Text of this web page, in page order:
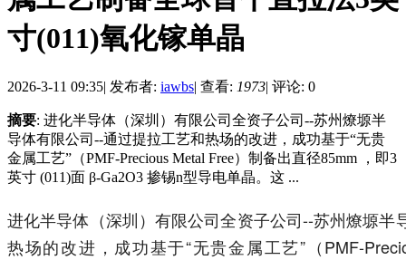
寸(011)氧化镓单晶
2026-3-11 09:35| 发布者: iawbs| 查看: 1973| 评论: 0
摘要: 进化半导体（深圳）有限公司全资子公司--苏州燎塬半
导体有限公司--通过提拉工艺和热场的改进，成功基于“无贵
金属工艺”（PMF-Precious Metal Free）制备出直径85mm ，即3
英寸 (011)面 β-Ga2O3 掺锡n型导电单晶。这 ...
进化半导体（深圳）有限公司全资子公司--苏州燎塬半
热场的改进，成功基于“无贵金属工艺”（PMF-